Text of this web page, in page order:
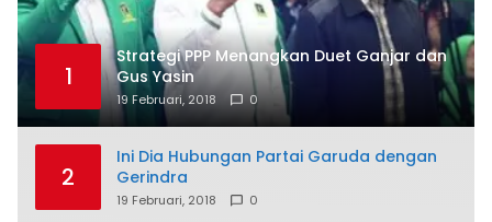
1
Strategi PPP Menangkan Duet Ganjar dan
Gus Yasin
19 Februari, 2018 0
2
Ini Dia Hubungan Partai Garuda dengan
Gerindra
19 Februari, 2018 0